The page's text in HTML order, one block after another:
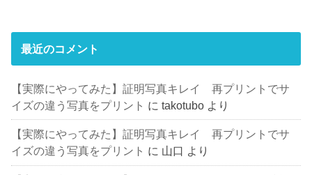
最近のコメント
【実際にやってみた】証明写真キレイ 再プリントでサ
イズの違う写真をプリント にtakotubo より
【実際にやってみた】証明写真キレイ 再プリントでサ
イズの違う写真をプリント に 山口 より